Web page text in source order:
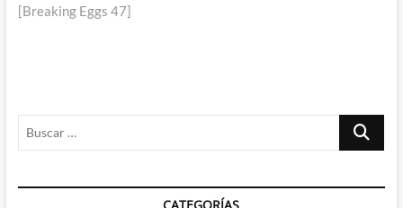
[Breaking Eggs 47]
Buscar